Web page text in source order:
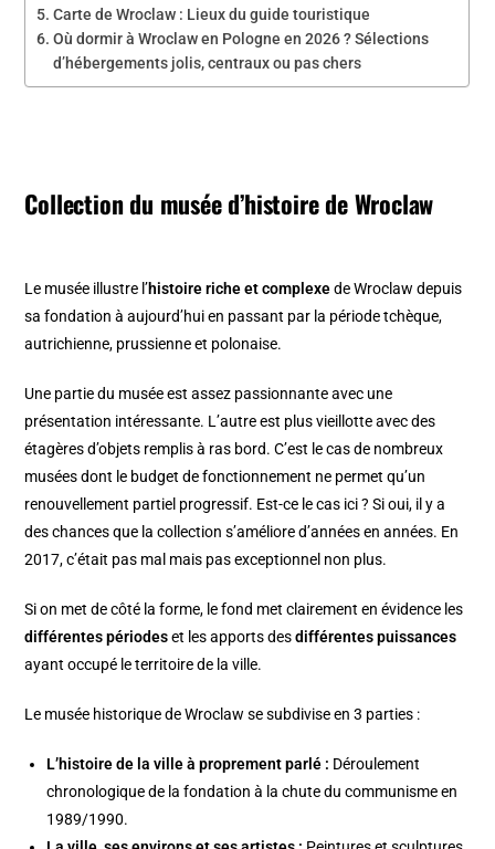
Carte de Wroclaw : Lieux du guide touristique
Où dormir à Wroclaw en Pologne en 2026 ? Sélections
d’hébergements jolis, centraux ou pas chers
Collection du musée d’histoire de Wroclaw
Le musée illustre l’histoire riche et complexede Wroclaw depuis
sa fondation à aujourd’hui en passant par la période tchèque,
autrichienne, prussienne et polonaise.
Une partie du musée est assez passionnante avec une
présentation intéressante. L’autre est plus vieillotte avec des
étagères d’objets remplis à ras bord. C’est le cas de nombreux
musées dont le budget de fonctionnement ne permet qu’un
renouvellement partiel progressif. Est-ce le cas ici ? Si oui, il y a
des chances que la collection s’améliore d’années en années. En
2017, c’était pas mal mais pas exceptionnel non plus.
Si on met de côté la forme, le fond met clairement en évidence les
différentes périodeset les apports desdifférentes puissances
ayant occupé le territoire de la ville.
Le musée historique de Wroclaw se subdivise en 3 parties :
L’histoire de la ville à proprement parlé : Déroulement
chronologique de la fondation à la chute du communisme en
1989/1990.